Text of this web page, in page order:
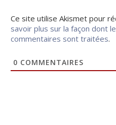
Ce site utilise Akismet pour
savoir plus sur la façon dont
commentaires sont traitées.
0 COMMENTAIRES